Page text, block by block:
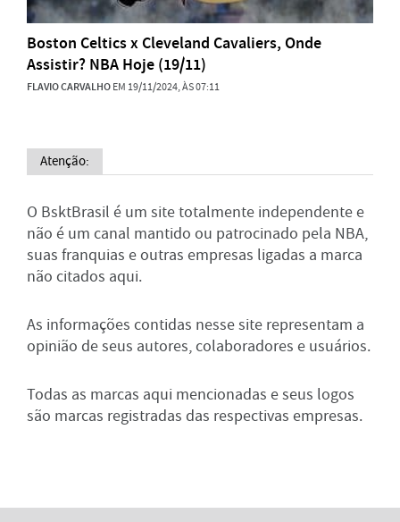
Boston Celtics x Cleveland Cavaliers, Onde
Assistir? NBA Hoje (19/11)
FLAVIO CARVALHOEM 19/11/2024, ÀS 07:11
Atenção:
O BsktBrasil é um site totalmente independente e
não é um canal mantido ou patrocinado pela NBA,
suas franquias e outras empresas ligadas a marca
não citados aqui.
As informações contidas nesse site representam a
opinião de seus autores, colaboradores e usuários.
Todas as marcas aqui mencionadas e seus logos
são marcas registradas das respectivas empresas.